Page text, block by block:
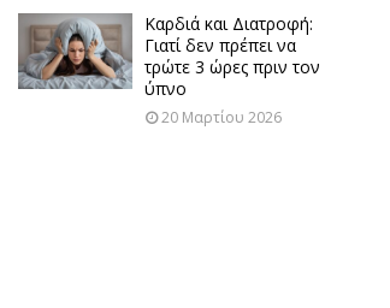
Καρδιά και Διατροφή:
Γιατί δεν πρέπει να
τρώτε 3 ώρες πριν τον
ύπνο
20 Μαρτίου 2026